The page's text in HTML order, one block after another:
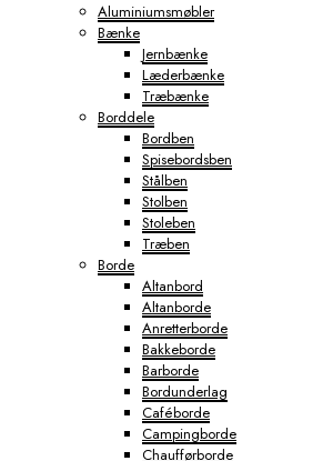
Aluminiumsmøbler
Bænke
Jernbænke
Læderbænke
Træbænke
Borddele
Bordben
Spisebordsben
Stålben
Stolben
Stoleben
Træben
Borde
Altanbord
Altanborde
Anretterborde
Bakkeborde
Barborde
Bordunderlag
Caféborde
Campingborde
Chaufførborde